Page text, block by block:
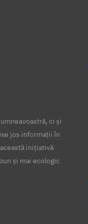
ci și
jos informații în
inițiativă
și mai ecologic